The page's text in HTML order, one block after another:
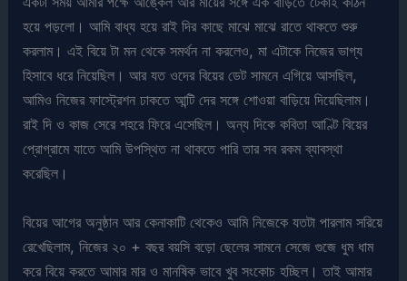
হয়ে পড়লো। আমি বাধ্য হয়ে রাই দির কাছে মাঝে মাঝে রাতে থাকতে শুরু
করলাম। এই বিয়ে টা মন থেকে সমর্থন না করলেও, মা এটাকে নিজের ভাগ্য
হিসাবে ধরে নিয়েছিল। আর যত ওদের বিয়ের ডেট সামনে এগিয়ে আসছিল,
আমিও নিজের ফাস্ট্রেশন ঢাকতে আন্টি দের সঙ্গে শোওয়া বাড়িয়ে দিয়েছিলাম।
রাই দি ও কাজ সেরে শহরে ফিরে এসেছিল। অন্য দিকে কবিতা আণ্টি বিয়ের
প্রোগ্রামে যাতে আমি উপস্থিত না থাকতে পারি তার সব রকম ব্যাবস্থা
করেছিল।
বিয়ের আগের অনুষ্ঠান আর কেনাকাটি থেকেও আমি নিজেকে যতটা পারলাম সরিয়ে
রেখেছিলাম, নিজের ২০ + বছর বয়সি বড়ো ছেলের সামনে সেজে গুজে ধুম ধাম
করে বিয়ে করতে আমার মার ও মানষিক ভাবে খুব সংকোচ হচ্ছিল। তাই আমার